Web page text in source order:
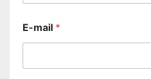
E-mail *